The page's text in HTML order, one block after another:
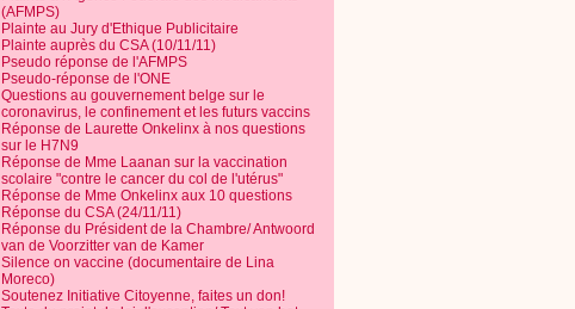
(AFMPS)
Plainte au Jury d'Ethique Publicitaire
Plainte auprès du CSA (10/11/11)
Pseudo réponse de l'AFMPS
Pseudo-réponse de l'ONE
Questions au gouvernement belge sur le
coronavirus, le confinement et les futurs vaccins
Réponse de Laurette Onkelinx à nos questions
sur le H7N9
Réponse de Mme Laanan sur la vaccination
scolaire "contre le cancer du col de l'utérus"
Réponse de Mme Onkelinx aux 10 questions
Réponse du CSA (24/11/11)
Réponse du Président de la Chambre/ Antwoord
van de Voorzitter van de Kamer
Silence on vaccine (documentaire de Lina
Moreco)
Soutenez Initiative Citoyenne, faites un don!